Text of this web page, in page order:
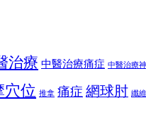
治療 中醫治療痛症 中醫治療
穴位 推拿 痛症 網球肘 纖